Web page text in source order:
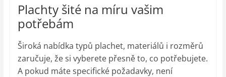
Plachty šité na míru vašim
potřebám
Široká nabídka typů plachet, materiálů i rozměrů
zaručuje, že si vyberete přesně to, co potřebujete.
A pokud máte specifické požadavky, není